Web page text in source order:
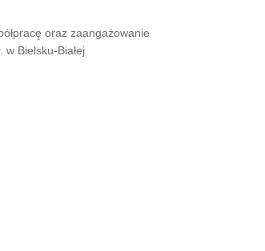
oraz zaangażowanie
Bielsku-Białej